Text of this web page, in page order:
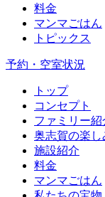
料金
マンマごはん
トピックス
予約・空室状況
トップ
コンセプト
ファミリー紹
奥志賀の楽し
施設紹介
料金
マンマごはん